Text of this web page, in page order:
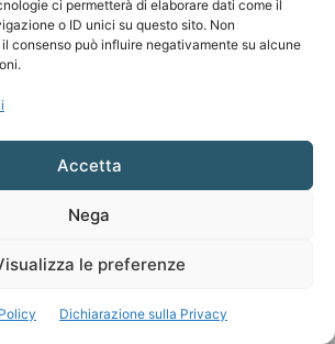
ci permetterà di elaborare dati come il
o ID unici su questo sito. Non
consenso può influire negativamente su alcune
Accetta
Nega
le preferenze
Dichiarazione sulla Privacy